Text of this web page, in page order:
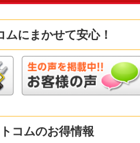
にまかせて安心！
コムのお得情報